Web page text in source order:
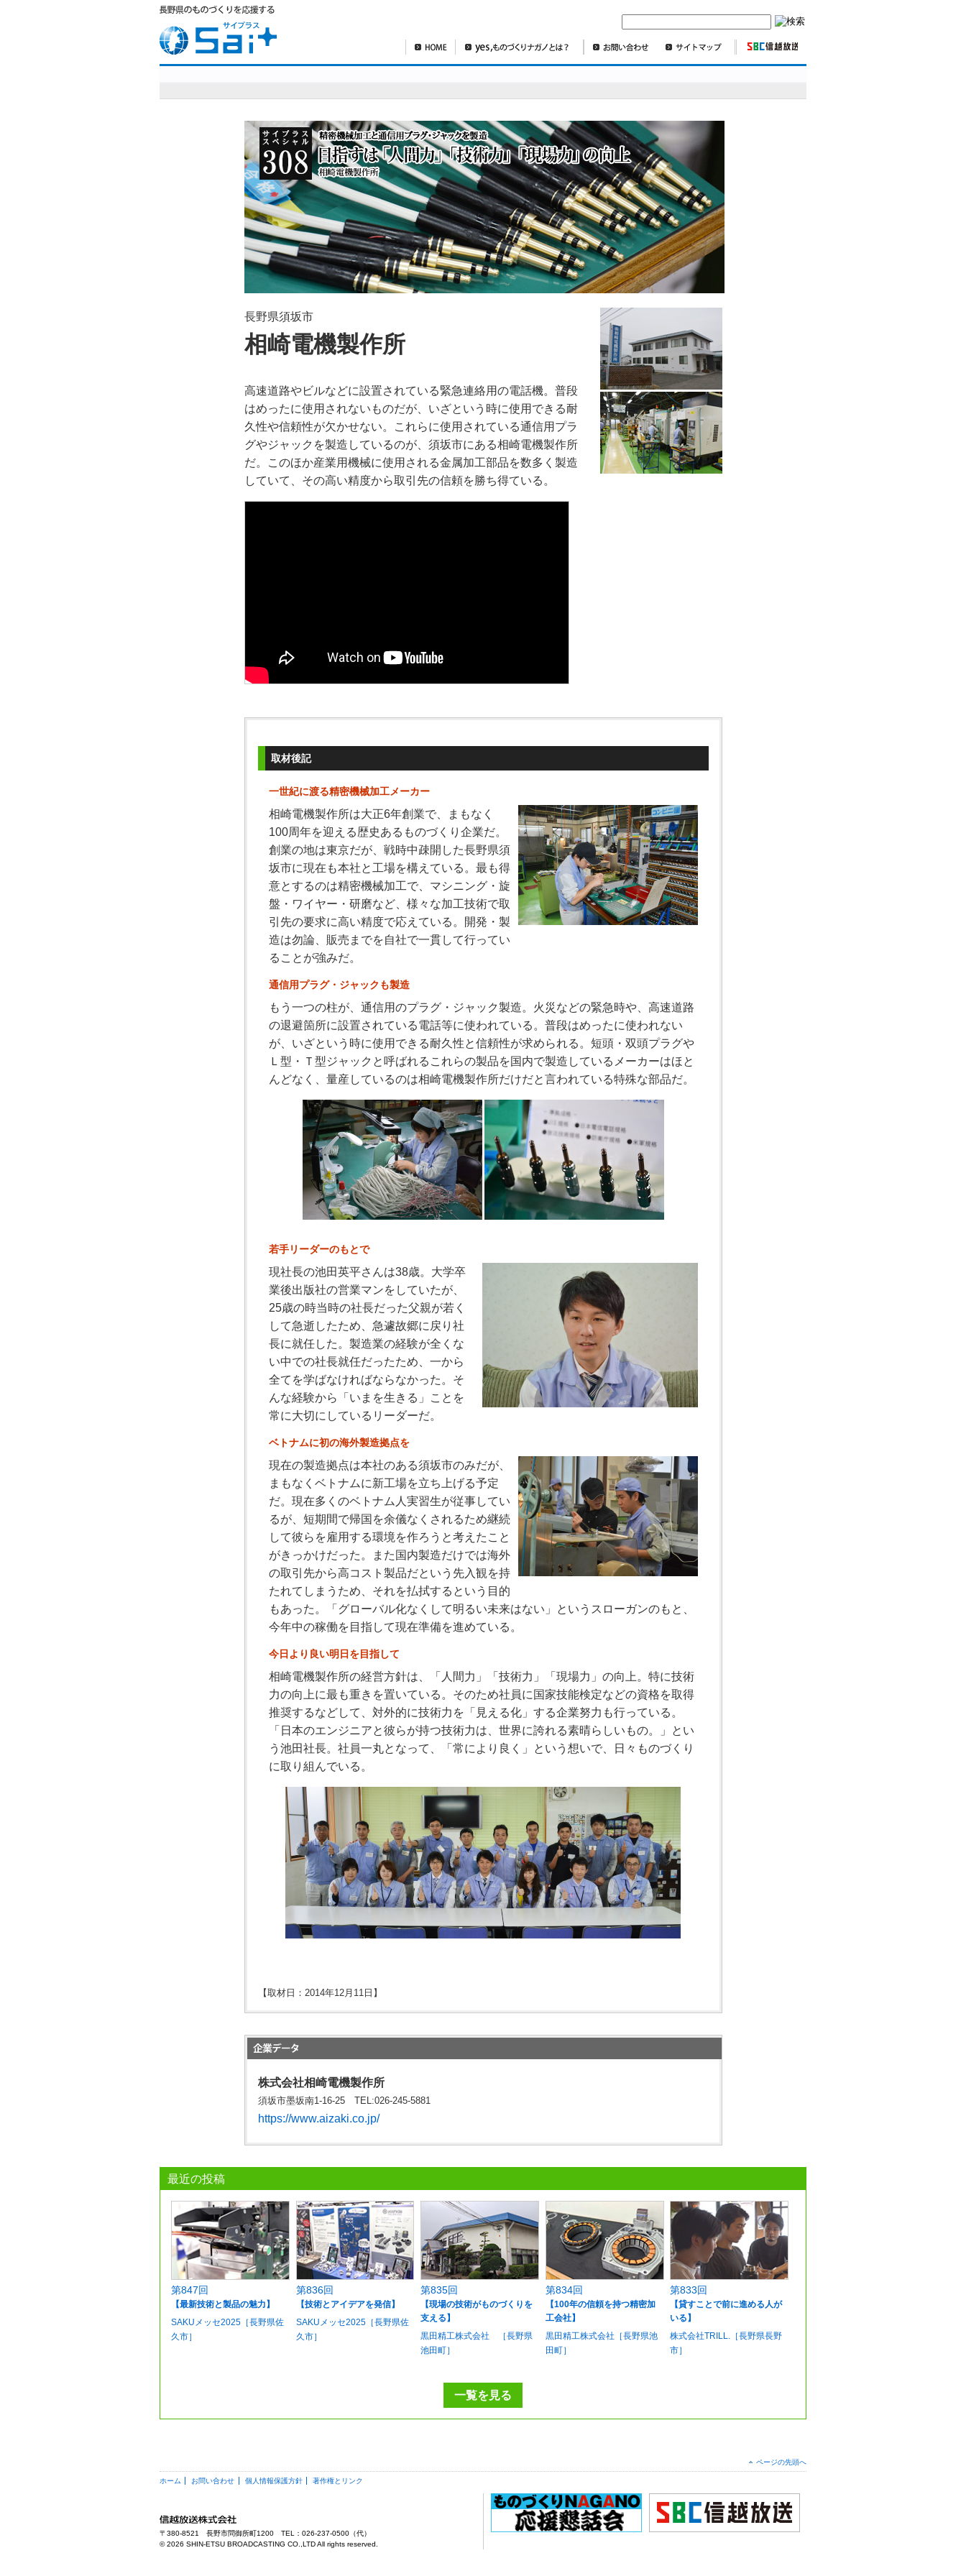
長野県須坂市
相崎電機製作所
高速道路やビルなどに設置されている緊急連絡用の電話機。普段
はめったに使用されないものだが、いざという時に使用できる耐
久性や信頼性が欠かせない。これらに使用されている通信用プラ
グやジャックを製造しているのが、須坂市にある相崎電機製作所
だ。このほか産業用機械に使用される金属加工部品を数多く製造
していて、その高い精度から取引先の信頼を勝ち得ている。
取材後記
一世紀に渡る精密機械加工メーカー
相崎電機製作所は大正6年創業で、まもなく
100周年を迎える歴史あるものづくり企業だ。
創業の地は東京だが、戦時中疎開した長野県須
坂市に現在も本社と工場を構えている。最も得
意とするのは精密機械加工で、マシニング・旋
盤・ワイヤー・研磨など、様々な加工技術で取
引先の要求に高い精度で応えている。開発・製
造は勿論、販売までを自社で一貫して行ってい
ることが強みだ。
通信用プラグ・ジャックも製造
もう一つの柱が、通信用のプラグ・ジャック製造。火災などの緊急時や、高速道路
の退避箇所に設置されている電話等に使われている。普段はめったに使われない
が、いざという時に使用できる耐久性と信頼性が求められる。短頭・双頭プラグや
Ｌ型・Ｔ型ジャックと呼ばれるこれらの製品を国内で製造しているメーカーはほと
んどなく、量産しているのは相崎電機製作所だけだと言われている特殊な部品だ。
若手リーダーのもとで
現社長の池田英平さんは38歳。大学卒
業後出版社の営業マンをしていたが、
25歳の時当時の社長だった父親が若く
して急逝したため、急遽故郷に戻り社
長に就任した。製造業の経験が全くな
い中での社長就任だったため、一から
全てを学ばなければならなかった。そ
んな経験から「いまを生きる」ことを
常に大切にしているリーダーだ。
ベトナムに初の海外製造拠点を
現在の製造拠点は本社のある須坂市のみだが、
まもなくベトナムに新工場を立ち上げる予定
だ。現在多くのベトナム人実習生が従事してい
るが、短期間で帰国を余儀なくされるため継続
して彼らを雇用する環境を作ろうと考えたこと
がきっかけだった。また国内製造だけでは海外
の取引先から高コスト製品だという先入観を持
たれてしまうため、それを払拭するという目的
もあった。「グローバル化なくして明るい未来はない」というスローガンのもと、
今年中の稼働を目指して現在準備を進めている。
今日より良い明日を目指して
相崎電機製作所の経営方針は、「人間力」「技術力」「現場力」の向上。特に技術
力の向上に最も重きを置いている。そのため社員に国家技能検定などの資格を取得
推奨するなどして、対外的に技術力を「見える化」する企業努力も行っている。
「日本のエンジニアと彼らが持つ技術力は、世界に誇れる素晴らしいもの。」とい
う池田社長。社員一丸となって、「常により良く」という想いで、日々ものづくり
に取り組んでいる。
【取材日：2014年12月11日】
株式会社相崎電機製作所
須坂市墨坂南1-16-25 TEL:026-245-5881
https://www.aizaki.co.jp/
最近の投稿
第847回
【最新技術と製品の魅力】
SAKUメッセ2025［長野県佐
久市］
第836回
【技術とアイデアを発信】
SAKUメッセ2025［長野県佐
久市］
第835回
【現場の技術がものづくりを
支える】
黒田精工株式会社 ［長野県
池田町］
第834回
【100年の信頼を持つ精密加
工会社】
黒田精工株式会社［長野県池
田町］
第833回
【貸すことで前に進める人が
いる】
株式会社TRILL.［長野県長野
市］
一覧を見る
ページの先頭へ
ホーム お問い合わせ 個人情報保護方針 著作権とリンク
〒380-8521 長野市問御所町1200 TEL：026-237-0500（代）
©2026 SHIN-ETSU BROADCASTING CO.,LTD All rights reserved.